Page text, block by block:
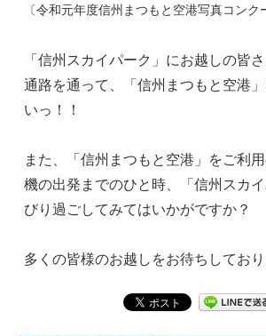
〔令和元年度信州まつもと空港写真コン
「信州スカイパーク」にお越しの皆
通路を通って、「信州まつもと空港
いっ！！
また、「信州まつもと空港」をご利
機の出発までのひと時、「信州スカ
びり過ごしてみてはいかがですか？
多くの皆様のお越しをお待ちしており